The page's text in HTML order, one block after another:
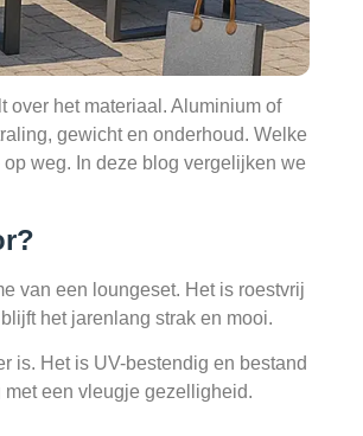
over het materiaal. Aluminium of
gewicht en onderhoud. Welke
weg. In deze blog vergelijken we
van een loungeset. Het is roestvrij
het jarenlang strak en mooi.
is. Het is UV-bestendig en bestand
een vleugje gezelligheid.